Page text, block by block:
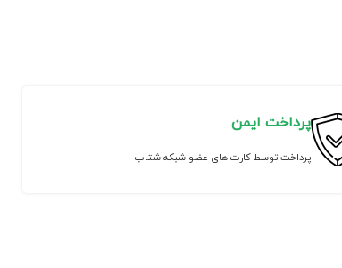
پرداخت ایمن
پرداخت توسط کارت های عضو شبکه شتاب